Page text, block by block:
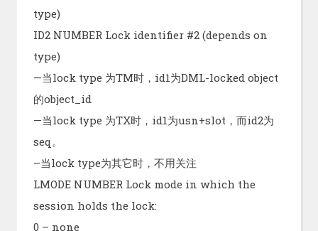
type)
ID2 NUMBER Lock identifier #2 (depends on
type)
—当lock type 为TM时，id1为DML-locked object
的object_id
—当lock type 为TX时，id1为usn+slot，而id2为
seq。
–当lock type为其它时，不用关注
LMODE NUMBER Lock mode in which the
session holds the lock:
0 – none